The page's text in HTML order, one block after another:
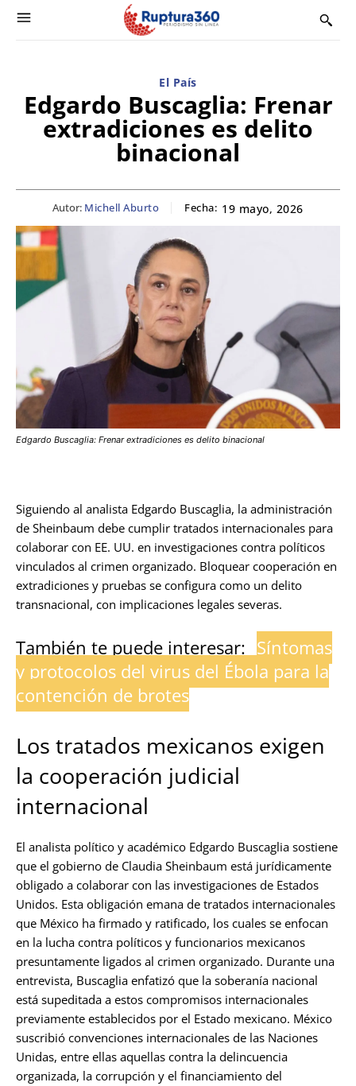
El País
Edgardo Buscaglia: Frenar
extradiciones es delito
binacional
Autor: Michell Aburto Fecha: 19 mayo, 2026
Edgardo Buscaglia: Frenar extradiciones es delito binacional
Siguiendo al analista Edgardo Buscaglia, la administración
de Sheinbaum debe cumplir tratados internacionales para
colaborar con EE. UU. en investigaciones contra políticos
vinculados al crimen organizado. Bloquear cooperación en
extradiciones y pruebas se configura como un delito
transnacional, con implicaciones legales severas.
También te puede interesar: Síntomas
y protocolos del virus del Ébola para la
contención de brotes
Los tratados mexicanos exigen
la cooperación judicial
internacional
El analista político y académico Edgardo Buscaglia sostiene
que el gobierno de Claudia Sheinbaum está jurídicamente
obligado a colaborar con las investigaciones de Estados
Unidos. Esta obligación emana de tratados internacionales
que México ha firmado y ratificado, los cuales se enfocan
en la lucha contra políticos y funcionarios mexicanos
presuntamente ligados al crimen organizado. Durante una
entrevista, Buscaglia enfatizó que la soberanía nacional
está supeditada a estos compromisos internacionales
previamente establecidos por el Estado mexicano. México
suscribió convenciones internacionales de las Naciones
Unidas, entre ellas aquellas contra la delincuencia
organizada, la corrupción y el financiamiento del